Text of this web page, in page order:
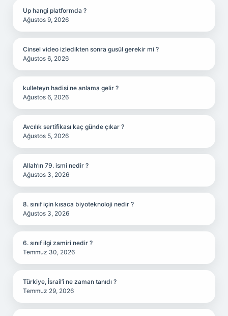
Up hangi platformda ?
Ağustos 9, 2026
Cinsel video izledikten sonra gusül gerekir mi ?
Ağustos 6, 2026
kulleteyn hadisi ne anlama gelir ?
Ağustos 6, 2026
Avcılık sertifikası kaç günde çıkar ?
Ağustos 5, 2026
Allah’ın 79. ismi nedir ?
Ağustos 3, 2026
8. sınıf için kısaca biyoteknoloji nedir ?
Ağustos 3, 2026
6. sınıf ilgi zamiri nedir ?
Temmuz 30, 2026
Türkiye, İsrail’i ne zaman tanıdı ?
Temmuz 29, 2026